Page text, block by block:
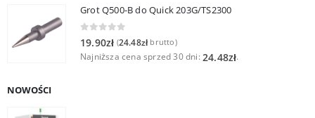
Grot Q500-B do Quick 203G/TS2300
0out of 5
19.90zł (24.48złbrutto)
Najniższa cena sprzed 30 dni: 24.48zł.
NOWOŚCI